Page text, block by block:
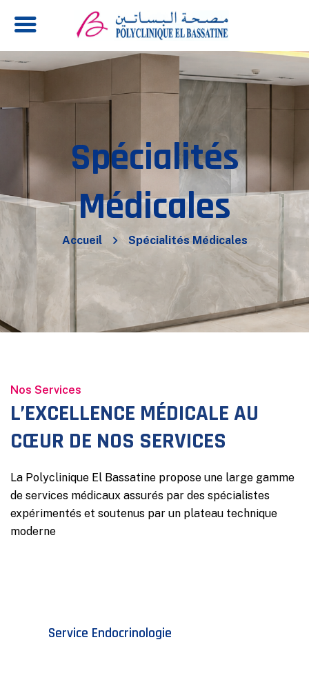
Spécialités
Médicales
Accueil Spécialités Médicales
Nos Services
L’EXCELLENCE MÉDICALE AU
CŒUR DE NOS SERVICES
La Polyclinique El Bassatine propose une large gamme
de services médicaux assurés par des spécialistes
expérimentés et soutenus par un plateau technique
moderne
Service Endocrinologie